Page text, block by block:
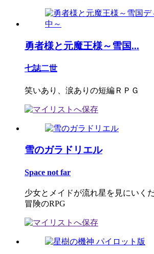
勇者様と元魔王様～雪国...
七誌二世
笑いあり、涙ありの短編ＲＰＧ
雪のガラドリエル
Space not far
少女とメイドが流れ星を見にいく
冒険のRPG